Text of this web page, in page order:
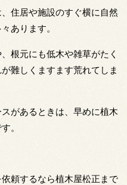
住居や施設のすぐ横に自然
あります。
根元にも低木や雑草がたく
難しくますます荒れてしま
があるときは、早めに植木
。
依頼するなら植木屋松正まで